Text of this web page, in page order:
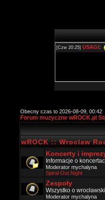
Obecny czas to 2026-08-09, 00:42
Forum muzyczne wROCK.pl
wROCK :: Wroclaw
Koncerty i
Informacje o
Moderator mychalyna
Spiral Out Night
Zespoły
Wszystko o
Moderator mychalyna